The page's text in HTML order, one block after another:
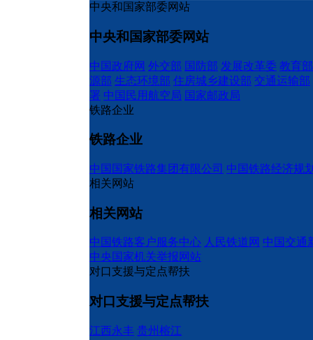
中央和国家部委网站
中央和国家部委网站
中国政府网 外交部 国防部 发展改革委 教育部
源部 生态环境部 住房城乡建设部 交通运输部
署 中国民用航空局 国家邮政局
铁路企业
铁路企业
中国国家铁路集团有限公司 中国铁路经济规
相关网站
相关网站
中国铁路客户服务中心 人民铁道网 中国交通
中央国家机关举报网站
对口支援与定点帮扶
对口支援与定点帮扶
江西永丰 贵州榕江